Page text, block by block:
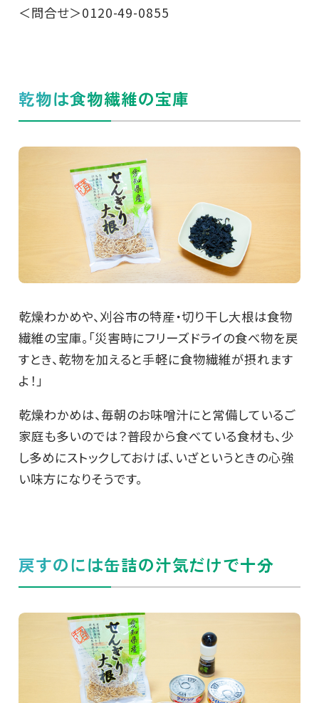
＜問合せ＞0120-49-0855
乾物は食物繊維の宝庫
乾燥わかめや、刈谷市の特産・切り干し大根は食物
繊維の宝庫。「災害時にフリーズドライの食べ物を戻
すとき、乾物を加えると手軽に食物繊維が摂れます
よ！」
乾燥わかめは、毎朝のお味噌汁にと常備しているご
家庭も多いのでは？普段から食べている食材も、少
し多めにストックしておけば、いざというときの心強
い味方になりそうです。
戻すのには缶詰の汁気だけで十分